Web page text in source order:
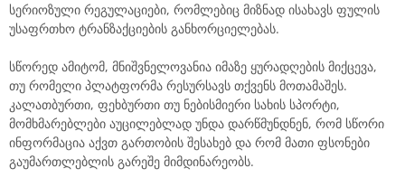
სერიოზული რეგულაციები, რომლებიც მიზნად ისახავს ფულის
უსაფრთხო ტრანზაქციების განხორციელებას.
სწორედ ამიტომ, მნიშვნელოვანია იმაზე ყურადღების მიქცევა,
თუ რომელი პლატფორმა რესურსავს თქვენს მოთამაშეს.
კალათბურთი, ფეხბურთი თუ ნებისმიერი სახის სპორტი,
მომხმარებლები აუცილებლად უნდა დარწმუნდნენ, რომ სწორი
ინფორმაცია აქვთ გართობის შესახებ და რომ მათი ფსონები
გაუმართლებლის გარეშე მიმდინარეობს.